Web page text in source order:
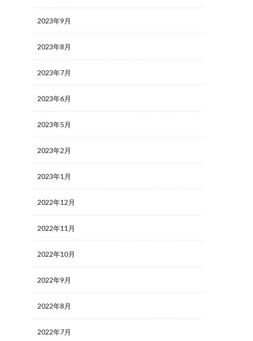
2023年9月
2023年8月
2023年7月
2023年6月
2023年5月
2023年2月
2023年1月
2022年12月
2022年11月
2022年10月
2022年9月
2022年8月
2022年7月